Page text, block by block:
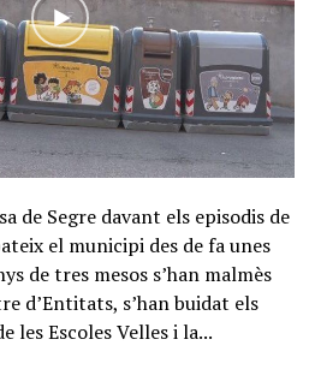
de Segre davant els episodis de
el municipi des de fa unes
de tres mesos s’han malmès
d’Entitats, s’han buidat els
les Escoles Velles i la...